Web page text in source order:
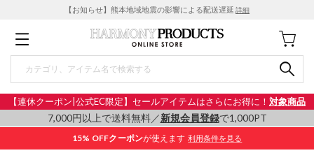
【お知らせ】熊本地域地震の影響による配送遅延 詳細
【連休クーポン|公式EC限定】セールアイテムはさらにお得に！ 対象商品
7,000円以上で送料無料／新規会員登録で1,000PT
15% OFFクーポンが使えます 利用条件を見る